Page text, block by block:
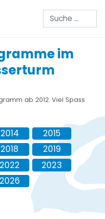
Suchen
im
ab 2012. Viel Spass
2014
2015
2018
2019
2022
2023
2026